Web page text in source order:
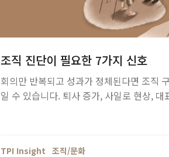
조직 진단이 필요한 7가지 신호
회의만 반복되고 성과가 정체된다면 조직
일 수 있습니다. 퇴사 증가, 사일로 현상, 대
TPI Insight 조직/문화